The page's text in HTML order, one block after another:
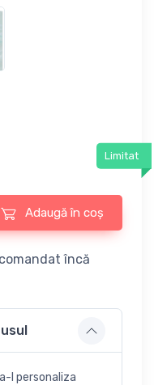
Limitat
Adaugă în coș
încă
l personaliza